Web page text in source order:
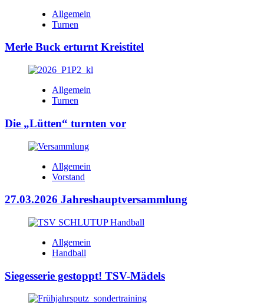
Allgemein
Turnen
Merle Buck erturnt Kreistitel
Allgemein
Turnen
Die „Lütten“ turnten vor
Allgemein
Vorstand
27.03.2026 Jahreshauptversammlung
Allgemein
Handball
Siegesserie gestoppt! TSV-Mädels